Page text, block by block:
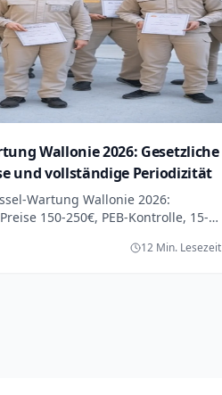
Wallonie 2026: Gesetzliche
und vollständige Periodizität
Wartung Wallonie 2026:
150-250€, PEB-Kontrolle, 15-
12 Min. Lesezeit